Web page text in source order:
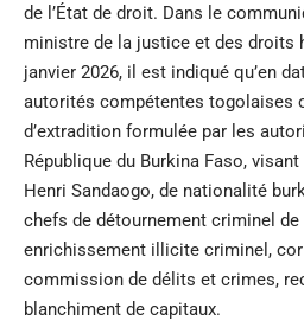
de l’État de droit. Dans le
ministre de la justice et des droits
janvier 2026, il est indiqué qu’en
autorités compétentes togolaises
d’extradition formulée par les
République du Burkina Faso,
Henri Sandaogo, de nationalité
chefs de détournement criminel
enrichissement illicite criminel,
commission de délits et crimes,
blanchiment de capitaux.